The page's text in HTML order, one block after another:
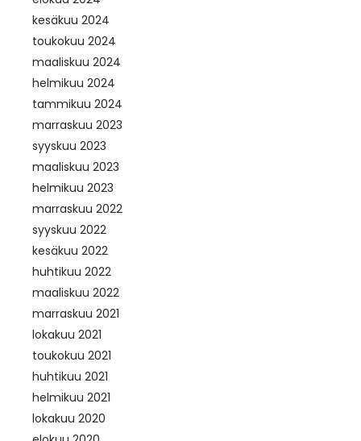
kesäkuu 2024
toukokuu 2024
maaliskuu 2024
helmikuu 2024
tammikuu 2024
marraskuu 2023
syyskuu 2023
maaliskuu 2023
helmikuu 2023
marraskuu 2022
syyskuu 2022
kesäkuu 2022
huhtikuu 2022
maaliskuu 2022
marraskuu 2021
lokakuu 2021
toukokuu 2021
huhtikuu 2021
helmikuu 2021
lokakuu 2020